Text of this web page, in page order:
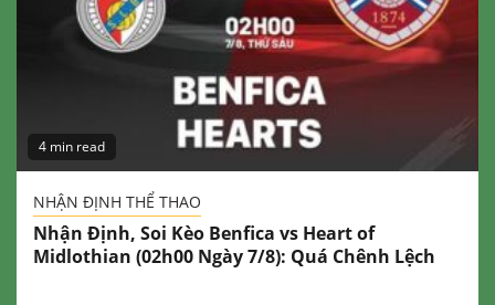
4 min read
NHẬN ĐỊNH THỂ THAO
Nhận Định, Soi Kèo Benfica vs Heart of
Midlothian (02h00 Ngày 7/8): Quá Chênh Lệch